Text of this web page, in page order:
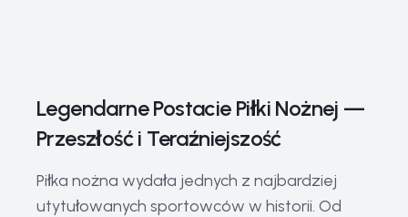
Legendarne Postacie Piłki Nożnej —
Przeszłość i Teraźniejszość
Piłka nożna wydała jednych z najbardziej
utytułowanych sportowców w historii. Od